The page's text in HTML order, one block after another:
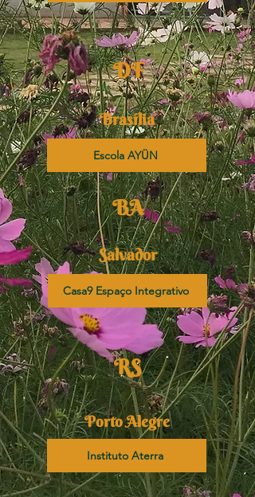
DF
Brasília
Escola AYÜN
BA
Salvador
Casa9 Espaço Integrativo
RS
Porto Alegre
Instituto Aterra